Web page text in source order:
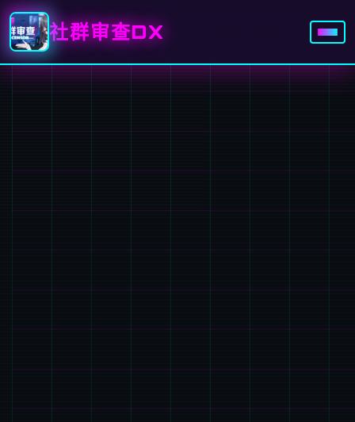
社群审查DX